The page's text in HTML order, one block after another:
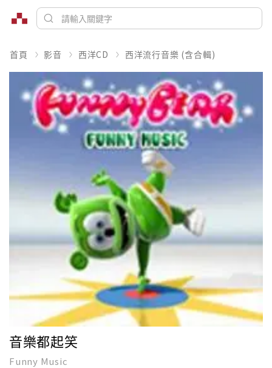
首頁 影音 西洋CD 西洋流行音樂 (含合輯)
音樂都起笑
Funny Music